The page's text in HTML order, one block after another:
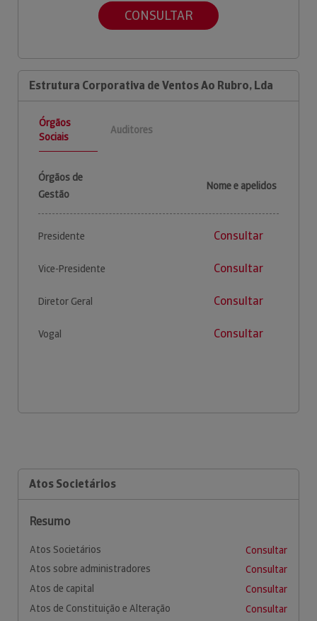
CONSULTAR
Estrutura Corporativa de Ventos Ao Rubro, Lda
Órgãos
Sociais
Auditores
Órgãos de
Gestão
Nome e apelidos
Presidente Consultar
Vice-Presidente Consultar
Diretor Geral Consultar
Vogal Consultar
Atos Societários
Resumo
Atos Societários
Consultar
Atos sobre administradores
Consultar
Atos de capital
Consultar
Atos de Constituição e Alteração
Consultar